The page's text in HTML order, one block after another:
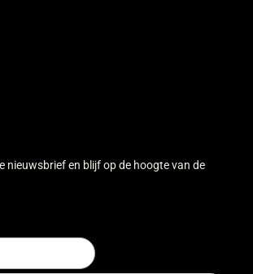
nieuwsbrief en blijf op de hoogte van de